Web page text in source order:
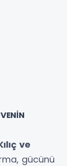
ve
gücünü